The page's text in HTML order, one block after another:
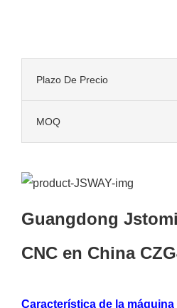
Plazo De Precio
MOQ
Guangdong
CNC en China
Característica de la